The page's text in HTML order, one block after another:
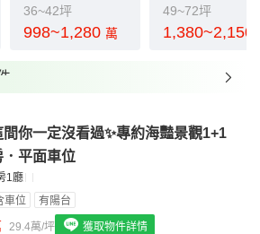
36~42坪
998~1,280 萬
49~72坪
1,380~2,150
物件
件
物件
間你一定沒看過✨專約海豔景觀1+1
．平面車位
1廳
車位
有陽台
29.4萬/坪 獲取物件詳情